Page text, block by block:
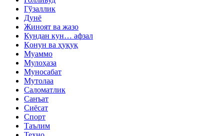
Гўзаллик
Дунё
Жиноят ва жазо
Кундан кун… афзал
Қонун ва ҳуқуқ
Муаммо
Мулоҳаза
Муносабат
Мутолаа
Саломатлик
Санъат
Сиёсат
Спорт
Таълим